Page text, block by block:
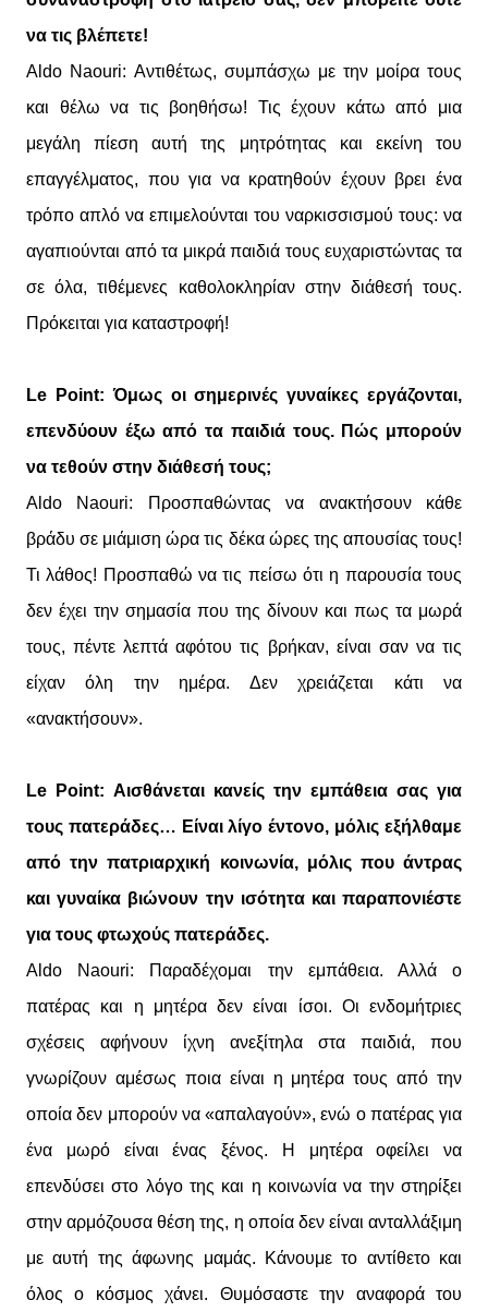
να τις βλέπετε!
Aldo Naouri: Αντιθέτως, συμπάσχω με την μοίρα τους
και θέλω να τις βοηθήσω! Τις έχουν κάτω από μια
μεγάλη πίεση αυτή της μητρότητας και εκείνη του
επαγγέλματος, που για να κρατηθούν έχουν βρει ένα
τρόπο απλό να επιμελούνται του ναρκισσισμού τους: να
αγαπιούνται από τα μικρά παιδιά τους ευχαριστώντας τα
σε όλα, τιθέμενες καθολοκληρίαν στην διάθεσή τους.
Πρόκειται για καταστροφή!
Le Point: Όμως οι σημερινές γυναίκες εργάζονται,
επενδύουν έξω από τα παιδιά τους. Πώς μπορούν
να τεθούν στην διάθεσή τους;
Aldo Naouri: Προσπαθώντας να ανακτήσουν κάθε
βράδυ σε μιάμιση ώρα τις δέκα ώρες της απουσίας τους!
Τι λάθος! Προσπαθώ να τις πείσω ότι η παρουσία τους
δεν έχει την σημασία που της δίνουν και πως τα μωρά
τους, πέντε λεπτά αφότου τις βρήκαν, είναι σαν να τις
είχαν όλη την ημέρα. Δεν χρειάζεται κάτι να
«ανακτήσουν».
Le Point: Αισθάνεται κανείς την εμπάθεια σας για
τους πατεράδες… Είναι λίγο έντονο, μόλις εξήλθαμε
από την πατριαρχική κοινωνία, μόλις που άντρας
και γυναίκα βιώνουν την ισότητα και παραπονιέστε
για τους φτωχούς πατεράδες.
Aldo Naouri: Παραδέχομαι την εμπάθεια. Αλλά ο
πατέρας και η μητέρα δεν είναι ίσοι. Οι ενδομήτριες
σχέσεις αφήνουν ίχνη ανεξίτηλα στα παιδιά, που
γνωρίζουν αμέσως ποια είναι η μητέρα τους από την
οποία δεν μπορούν να «απαλαγούν», ενώ ο πατέρας για
ένα μωρό είναι ένας ξένος. Η μητέρα οφείλει να
επενδύσει στο λόγο της και η κοινωνία να την στηρίξει
στην αρμόζουσα θέση της, η οποία δεν είναι ανταλλάξιμη
με αυτή της άφωνης μαμάς. Κάνουμε το αντίθετο και
όλος ο κόσμος χάνει. Θυμόσαστε την αναφορά του